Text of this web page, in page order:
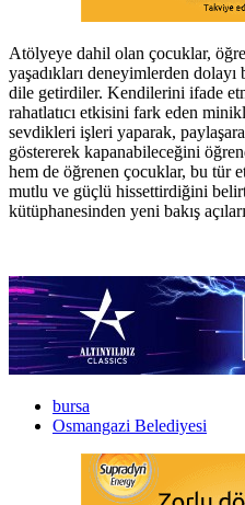
Atölyeye dahil olan çocuklar,
yaşadıkları deneyimlerden
dile getirdiler. Kendilerini ifade
rahatlatıcı etkisini fark eden
sevdikleri işleri yaparak,
göstererek kapanabileceğini
hem de öğrenen çocuklar, bu tür
mutlu ve güçlü hissettirdiğini
kütüphanesinden yeni bakış
bursa
Osmangazi Belediyesi